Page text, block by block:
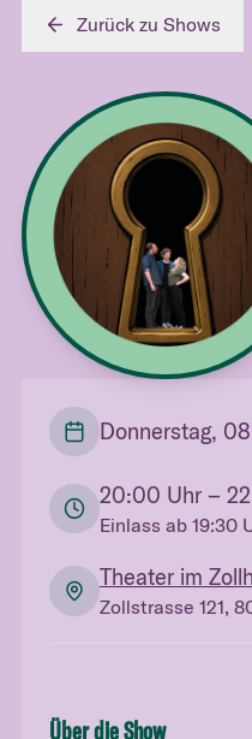
Zurück zu Shows
Donnerstag,
20:00 Uhr–
Einlass ab 19:30
Theater im
Zollstrasse 121,
Über die Show